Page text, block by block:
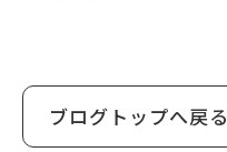
ブログトップへ戻る